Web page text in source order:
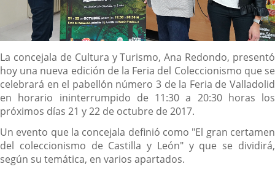
Descripción
La concejala de Cultura y Turismo, Ana Redondo, presentó
hoy una nueva edición de la Feria del Coleccionismo que se
celebrará en el pabellón número 3 de la Feria de Valladolid
en horario ininterrumpido de 11:30 a 20:30 horas los
próximos días 21 y 22 de octubre de 2017.
Un evento que la concejala definió como "El gran certamen
del coleccionismo de Castilla y León" y que se dividirá,
según su temática, en varios apartados.